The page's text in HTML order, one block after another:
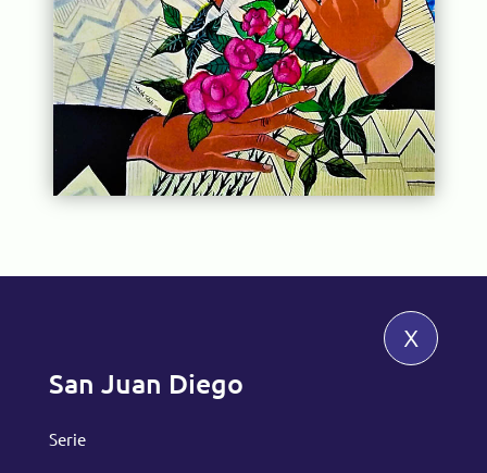
x
San Juan Diego
Serie